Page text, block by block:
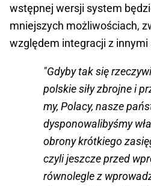
wstępnej wersji system
mniejszych możliwościach,
względem integracji z
"Gdyby tak się
polskie siły zbrojne i
my, Polacy, nasze
dysponowalibyśmy
obrony krótkiego
czyli jeszcze przed
równolegle z